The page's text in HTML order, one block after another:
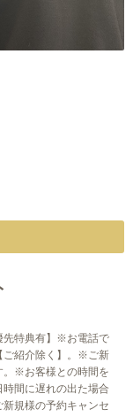
先特典有】※お電話で
ご紹介除く】。※ご新
。※お客様との時間を
間に遅れの出た場合
規様の予約キャンセ